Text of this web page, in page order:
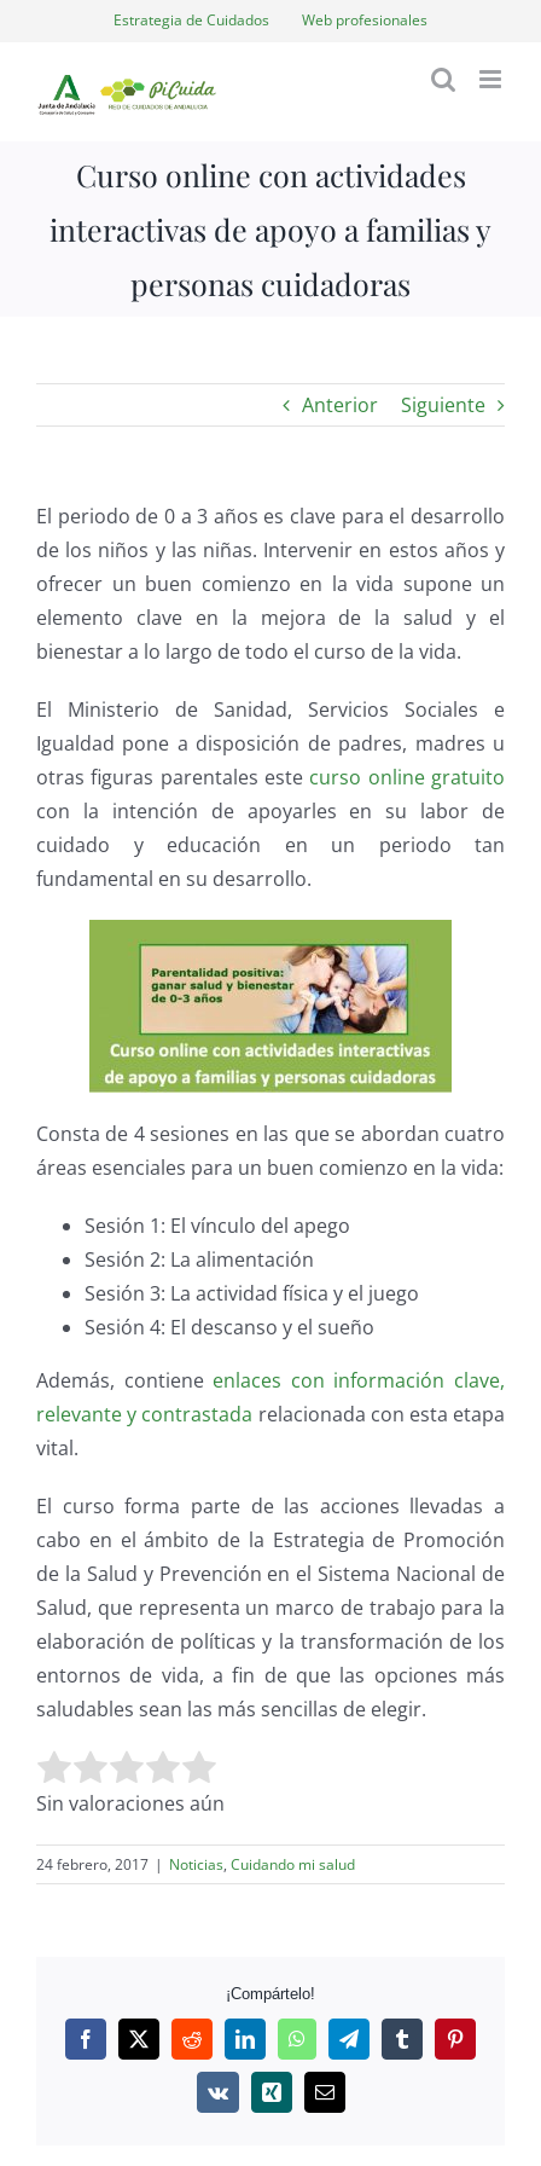
contenido
Estrategia de Cuidados Web profesionales
Curso online con actividades
interactivas de apoyo a familias y
personas cuidadoras
Anterior Siguiente
El periodo de 0 a 3 años es clave para el desarrollo
de los niños y las niñas. Intervenir en estos años y
ofrecer un buen comienzo en la vida supone un
elemento clave en la mejora de la salud y el
bienestar a lo largo de todo el curso de la vida.
El Ministerio de Sanidad, Servicios Sociales e
Igualdad pone a disposición de padres, madres u
otras figuras parentales este curso online gratuito
con la intención de apoyarles en su labor de
cuidado y educación en un periodo tan
fundamental en su desarrollo.
Consta de 4 sesiones en las que se abordan cuatro
áreas esenciales para un buen comienzo en la vida:
Sesión 1: El vínculo del apego
Sesión 2: La alimentación
Sesión 3: La actividad física y el juego
Sesión 4: El descanso y el sueño
Además, contiene enlaces con información clave,
relevante y contrastada relacionada con esta etapa
vital.
El curso forma parte de las acciones llevadas a
cabo en el ámbito de la Estrategia de Promoción
de la Salud y Prevención en el Sistema Nacional de
Salud, que representa un marco de trabajo para la
elaboración de políticas y la transformación de los
entornos de vida, a fin de que las opciones más
saludables sean las más sencillas de elegir.
Valora este artículo:
Sin valoraciones aún
24 febrero, 2017 | Noticias, Cuidando mi salud
¡Compártelo!
FacebookTwitterRedditLinkedInWhatsAppTelegramTumblrPinterest
Vk Xing
Correo